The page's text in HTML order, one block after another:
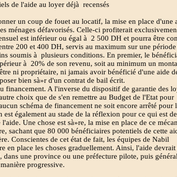
de l'aide au loyer déjà recensés
un coup de fouet au locatif, la mise en place d'une
ménages défavorisés. Celle-ci profiterait
est inférieur ou égal à 2 500 DH et pourra être
200 et 400 DH, servis au maximum sur une période
soumis à plusieurs conditions. En premier, le
à 20% de son revenu, soit au minimum un
ni propriétaire, ni jamais avoir bénéficié d'une aide
bien sà»r d'un contrat de bail écrit.
financement. A l'inverse du dispositif de garantie des
choix que de s'en remettre au Budget de l'Etat pour
schéma de financement ne soit encore arrêté pour
est également au stade de la réflexion pour ce qui est
Une chose est sà»re, la mise en place de ce
sachant que 80 000 bénéficiaires potentiels de cette
Conscientes de cet état de fait, les équipes de Nabil
en place les choses graduellement. Ainsi, l'aide devrait
une province ou une préfecture pilote, puis
progressive.